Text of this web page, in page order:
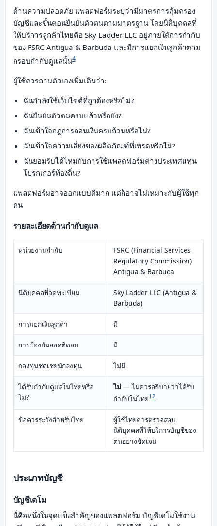
ด้านความปลอดภัย แพลตฟอร์มระบุว่ามีมาตรการคุ้มครอง
บัญชีและขั้นตอนยืนยันตัวตนตามมาตรฐาน โดยนิติบุคคลที่
ให้บริการลูกค้าไทยคือ Sky Ladder LLC อยู่ภายใต้การกำกับ
ของ FSRC Antigua & Barbuda และมีการแยกเงินลูกค้าตาม
กรอบกำกับดูแลนั้น4
ผู้ใช้ควรถามตัวเองเพิ่มเติมว่า:
ฉันกำลังใช้เว็บไซต์ที่ถูกต้องหรือไม่?
ฉันยืนยันตัวตนครบแล้วหรือยัง?
ฉันเข้าใจกฎการถอนเงินครบถ้วนหรือไม่?
ฉันเข้าใจความเสี่ยงของผลิตภัณฑ์ที่เทรดหรือไม่?
ฉันยอมรับได้ไหมกับการใช้แพลตฟอร์มต่างประเทศแทน
โบรกเกอร์ท้องถิ่น?
แพลตฟอร์มอาจออกแบบดีมาก แต่ก็อาจไม่เหมาะกับผู้ใช้ทุก
คน
รายละเอียดด้านกำกับดูแล
หน่วยงานกำกับ
FSRC (Financial Services
Regulatory Commission)
Antigua & Barbuda
นิติบุคคลที่จดทะเบียน
Sky Ladder LLC (Antigua &
Barbuda)
การแยกเงินลูกค้า มี
การป้องกันยอดติดลบ มี
กองทุนชดเชยนักลงทุน ไม่มี
ได้รับกำกับดูแลในไทยหรือ
ไม่?
ไม่ — ไม่ควรอธิบายว่าได้รับ
กำกับในไทย12
ข้อควรระวังสำหรับไทย
ผู้ใช้ไทยควรตรวจสอบ
นิติบุคคลที่ให้บริการบัญชีของ
ตนอย่างชัดเจน
ประเภทบัญชี
บัญชีเดโม
นี่คือหนึ่งในจุดแข็งสำคัญของแพลตฟอร์ม บัญชีเดโมใช้งาน